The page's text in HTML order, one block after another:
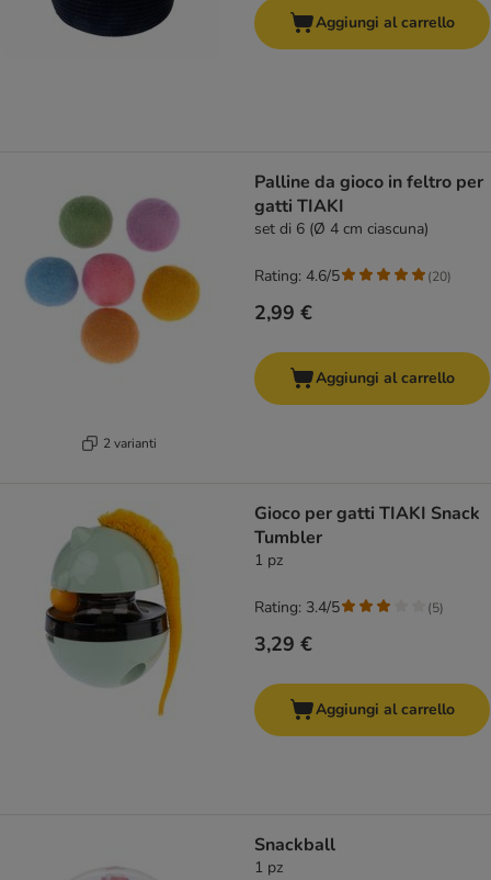
Aggiungi al carrello
2 varianti
Palline da gioco in feltro per
gatti TIAKI
set di 6 (Ø 4 cm ciascuna)
2,99 €
Rating: 4.6/5 (20)
Aggiungi al carrello
Gioco per gatti TIAKI Snack
Tumbler
1 pz
3,29 €
Rating: 3.4/5 (5)
Aggiungi al carrello
Snackball
1 pz